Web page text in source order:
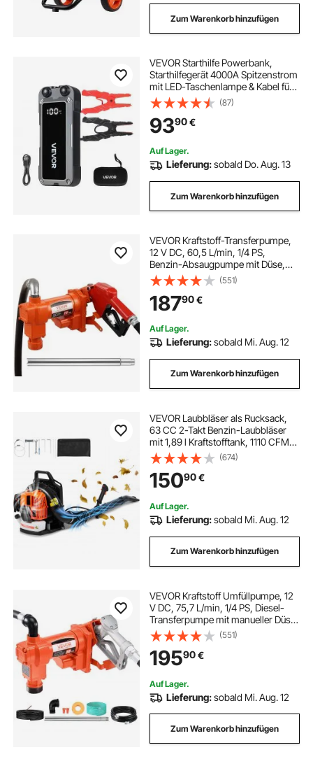
Zum Warenkorb hinzufügen
VEVOR Starthilfe Powerbank,
Starthilfegerät 4000A Spitzenstrom
mit LED-Taschenlampe & Kabel für
Motor bis zu 10L Benzin/8L Diesel,
Tragbarer Booster mit
Schnellladung & Sicherheitsschutz
für Notfall
(87)
9390€
Auf Lager.
Lieferung:sobald Do. Aug. 13
Zum Warenkorb hinzufügen
VEVOR Kraftstoff-Transferpumpe,
12 V DC, 60,5 L/min, 1/4 PS,
Benzin-Absaugpumpe mit Düse,
Auslassschlauch & Saugrohr für
Benzin, Diesel, Kerosin, Ethanol-
und Methanolmischungen und
Biodiesel
(551)
18790€
Auf Lager.
Lieferung:sobald Mi. Aug. 12
Zum Warenkorb hinzufügen
VEVOR Laubbläser als Rucksack,
63 CC 2-Takt Benzin-Laubbläser
mit 1,89 l Kraftstofftank, 1110 CFM
Luftvolumen, 220 MPH
Geschwindigkeit, ideal für
Rasenpflege, Laubreinigung und
Schneeräumung
(674)
15090€
Auf Lager.
Lieferung:sobald Mi. Aug. 12
Zum Warenkorb hinzufügen
VEVOR Kraftstoff Umfüllpumpe, 12
V DC, 75,7 L/min, 1/4 PS, Diesel-
Transferpumpe mit manueller Düse,
Auslass- und Saugschlauch, für
Benzin, Kerosin,
Ethanolmischungen, Methanol,
Biodiesel
(551)
19590€
Auf Lager.
Lieferung:sobald Mi. Aug. 12
Zum Warenkorb hinzufügen